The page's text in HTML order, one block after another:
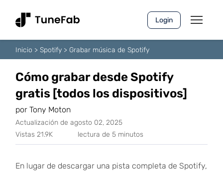
Login
Inicio > Spotify > Grabar música de Spotify
Cómo grabar desde Spotify
gratis [todos los dispositivos]
por Tony Moton
Actualización de agosto 02, 2025
Vistas 21.9K
lectura de 5 minutos
En lugar de descargar una pista completa de Spotify,